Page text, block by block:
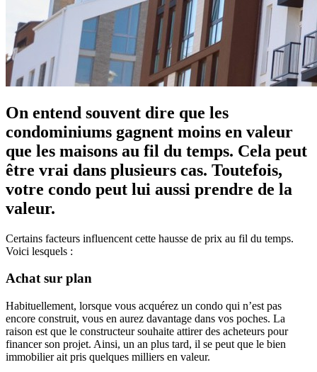
On entend souvent dire que les
condominiums gagnent moins en valeur
que les maisons au fil du temps. Cela peut
être vrai dans plusieurs cas. Toutefois,
votre condo peut lui aussi prendre de la
valeur.
Certains facteurs influencent cette hausse de prix au fil du temps.
Voici lesquels :
Achat sur plan
Habituellement, lorsque vous acquérez un condo qui n’est pas
encore construit, vous en aurez davantage dans vos poches. La
raison est que le constructeur souhaite attirer des acheteurs pour
financer son projet. Ainsi, un an plus tard, il se peut que le bien
immobilier ait pris quelques milliers en valeur.